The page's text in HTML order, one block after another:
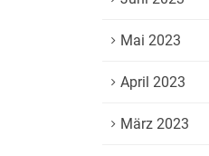
Mai 2023
April 2023
März 2023